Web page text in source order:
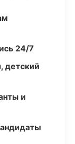
24/7
детский
и